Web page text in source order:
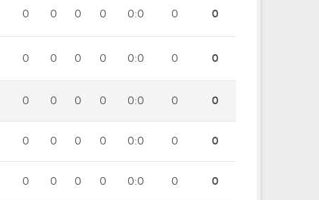
0 0 0 0 0:0 0 0
0 0 0 0 0:0 0 0
0 0 0 0 0:0 0 0
0 0 0 0 0:0 0 0
0 0 0 0 0:0 0 0